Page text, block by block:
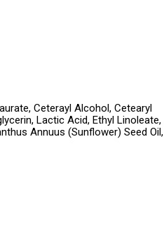
Ceterayl Alcohol, Cetearyl
Lactic Acid, Ethyl Linoleate,
Annuus (Sunflower) Seed Oil,